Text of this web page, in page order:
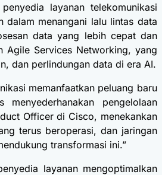
layanan telekomunikasi
dalam menangani lalu lintas data
data yang lebih cepat dan
Agile Services Networking, yang
dan perlindungan data di era AI.
memanfaatkan peluang baru
pengelolaan
Officer di Cisco, menekankan
terus beroperasi, dan jaringan
transformasi ini.”
layanan mengoptimalkan